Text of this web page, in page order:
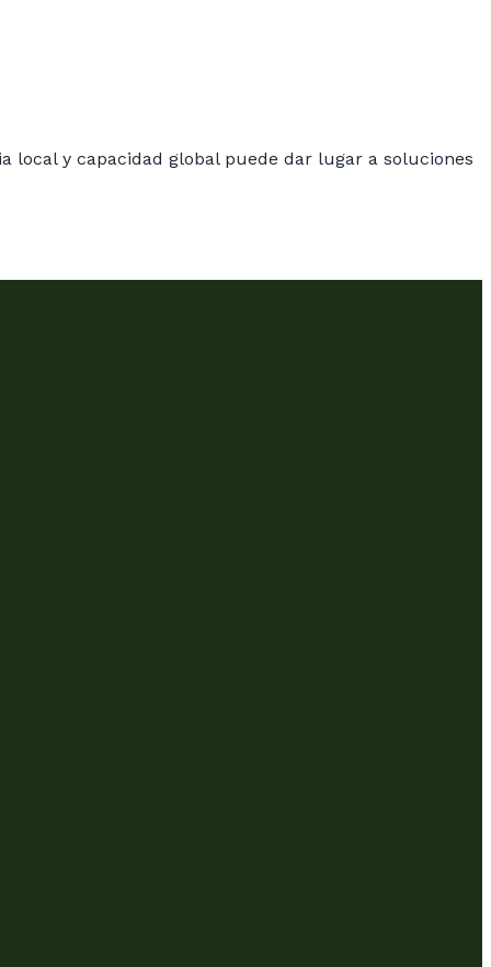
local y capacidad global puede dar lugar a soluciones